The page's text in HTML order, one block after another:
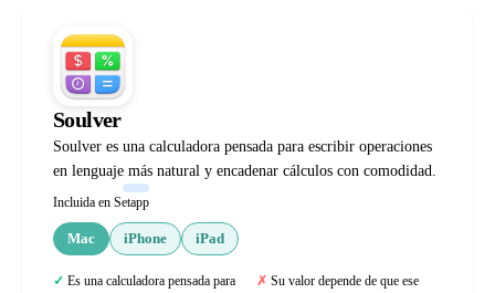
Soulver
Soulver es una calculadora pensada para escribir operaciones
en lenguaje más natural y encadenar cálculos con comodidad.
Incluida en Setapp
Mac iPhone iPad
Es una calculadora pensada para
Su valor depende de que ese